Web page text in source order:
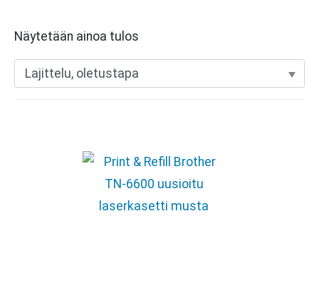
Näytetään ainoa tulos